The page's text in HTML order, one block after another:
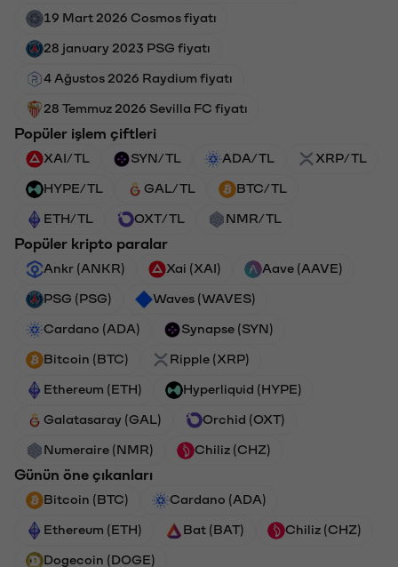
19 Mart 2026 Cosmos fiyatı
28 january 2023 PSG fiyatı
4 Ağustos 2026 Raydium fiyatı
28 Temmuz 2026 Sevilla FC fiyatı
Popüler işlem çiftleri
XAI/TL SYN/TL ADA/TL XRP/TL
HYPE/TL GAL/TL BTC/TL
ETH/TL OXT/TL NMR/TL
Popüler kripto paralar
Ankr (ANKR) Xai (XAI) Aave (AAVE)
PSG (PSG) Waves (WAVES)
Cardano (ADA) Synapse (SYN)
Bitcoin (BTC) Ripple (XRP)
Ethereum (ETH) Hyperliquid (HYPE)
Galatasaray (GAL) Orchid (OXT)
Numeraire (NMR) Chiliz (CHZ)
Günün öne çıkanları
Bitcoin (BTC) Cardano (ADA)
Ethereum (ETH) Bat (BAT) Chiliz (CHZ)
Dogecoin (DOGE)